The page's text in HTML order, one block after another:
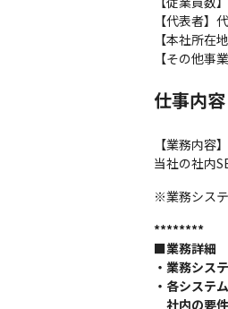
【代表者】
【本社所在
【その他事
東京支
仕事内容
【業務内容】
当社の社内
※業務シス
********
■業務詳細
・業務シス
・各システ
社内の要